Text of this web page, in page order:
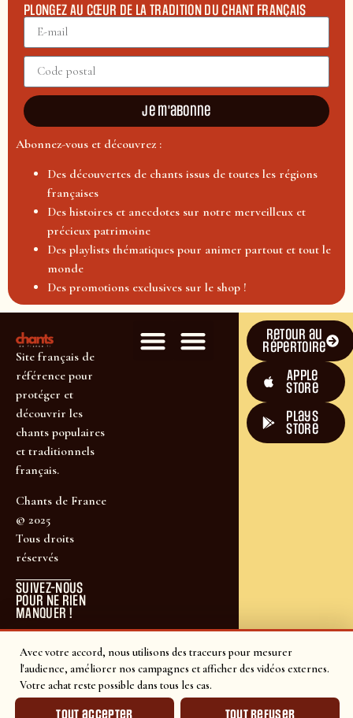
Avec votre accord, nous utilisons des traceurs pour mesurer
l'audience, améliorer nos campagnes et afficher des vidéos externes.
Votre achat reste possible dans tous les cas.
Tout accepter Tout refuser
PLONGEZ AU CŒUR DE LA TRADITION DU CHANT FRANÇAIS
Je m'abonne
Abonnez-vous et découvrez :
Des découvertes de chants issus de toutes les régions
françaises
Des histoires et anecdotes sur notre merveilleux et
précieux patrimoine
Des playlists thématiques pour animer partout et tout le
monde
Des promotions exclusives sur le shop !
Site français de
référence pour
protéger et
découvrir les
chants populaires
et traditionnels
français.
Chants de France
© 2025
Tous droits
réservés
SUIVEZ-NOUS
POUR NE RIEN
MANQUER !
Retour au
répertoire
Apple
Store
plays
store